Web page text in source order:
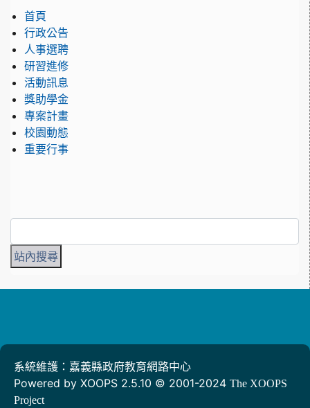
首頁
行政公告
人事選聘
研習進修
活動訊息
獎助學金
專案計畫
校園動態
重要行事
系統維護：嘉義縣政府教育網路中心
Powered by XOOPS 2.5.10 © 2001-2024 The XOOPS
Project